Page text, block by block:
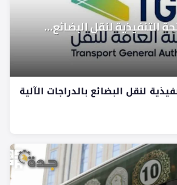
لنقل البضائع بالدراجات الآلية